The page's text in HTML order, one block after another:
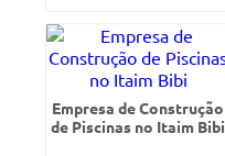
Empresa de Construção
de Piscinas no Itaim Bibi